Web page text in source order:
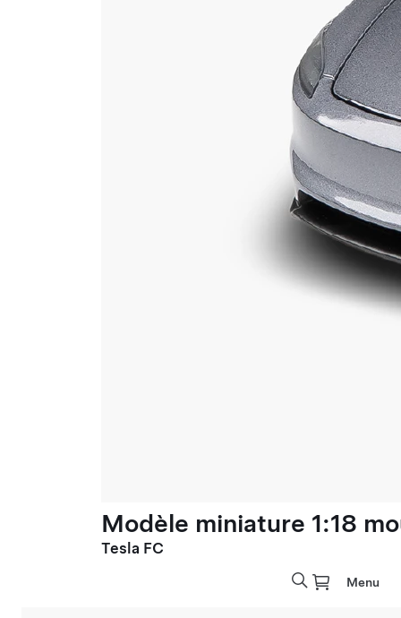
Modèle miniature 1:18
Tesla FC
Menu